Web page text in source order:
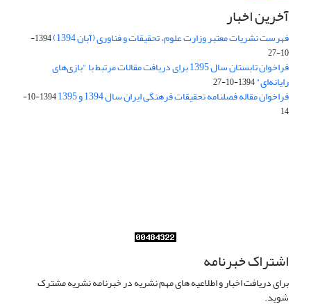
آخرین اخبار
فهرست نشریات معتبر وزارت علوم، تحقیقات و فناوری (آبان 1394)
1394-
10-27
فراخوان تابستان سال 1395 برای دریافت مقالات مرتبط با "بازی‌های
رایانه‌ای"1394-10-27
فراخوان مقاله فصلنامه تحقیقات فرهنگی ایران سال 1394 و 1395
1394-10-
14
اشتراک خبرنامه
برای دریافت اخبار و اطلاعیه های مهم نشریه در خبرنامه نشریه مشترک
شوید.